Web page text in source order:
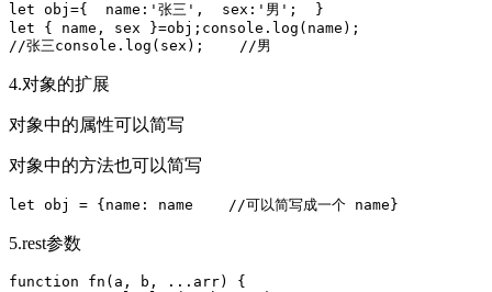
let obj={  name:'张三',  sex:'男';  }
let { name, sex }=obj;console.log(name);
//张三console.log(sex);    //男
4.对象的扩展
对象中的属性可以简写
对象中的方法也可以简写
let obj = {name: name    //可以简写成一个 name}
5.rest参数
function fn(a, b, ...arr) {